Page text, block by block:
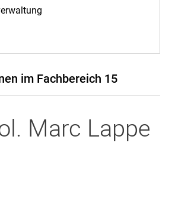
im Fachbereich 15
Marc Lappe